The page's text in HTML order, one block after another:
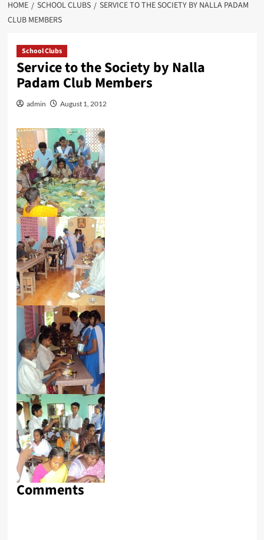
HOME SCHOOL CLUBS
SERVICE TO THE SOCIETY BY NALLA PADAM
CLUB MEMBERS
School Clubs
Service to the Society by Nalla
Padam Club Members
admin August 1, 2012
Comments